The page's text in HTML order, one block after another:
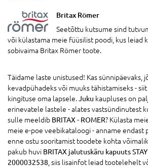
Britax Römer
Seetõttu kutsume sind
või külastama meie füüsilist poodi, kus leiad
sobivaima Britax Römer toote.
Täidame laste unistused! Kas sünnipäevaks,
kevadpühadeks või muuks tähistamiseks -
kingituse oma lapsele.Juku kaupluses on
erinevatele lastele - alates vastsündinutest
sulle meeldib BRITAX - ROMER? Külasta
meie e-poe veebikataloogi - anname endast
enne ostu sooritamist toodete kohta
pakub huvi BRITAX jalutuskäru kapuuts
2000032538 , siis lisainfot leiad tootelehelt